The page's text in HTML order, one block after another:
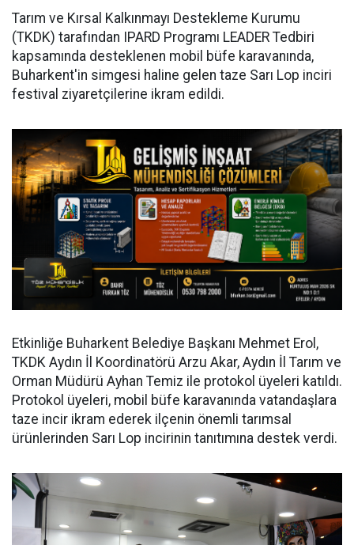
Tarım ve Kırsal Kalkınmayı Destekleme Kurumu
(TKDK) tarafından IPARD Programı LEADER Tedbiri
kapsamında desteklenen mobil büfe karavanında,
Buharkent'in simgesi haline gelen taze Sarı Lop inciri
festival ziyaretçilerine ikram edildi.
Etkinliğe Buharkent Belediye Başkanı Mehmet Erol,
TKDK Aydın İl Koordinatörü Arzu Akar, Aydın İl Tarım ve
Orman Müdürü Ayhan Temiz ile protokol üyeleri katıldı.
Protokol üyeleri, mobil büfe karavanında vatandaşlara
taze incir ikram ederek ilçenin önemli tarımsal
ürünlerinden Sarı Lop incirinin tanıtımına destek verdi.